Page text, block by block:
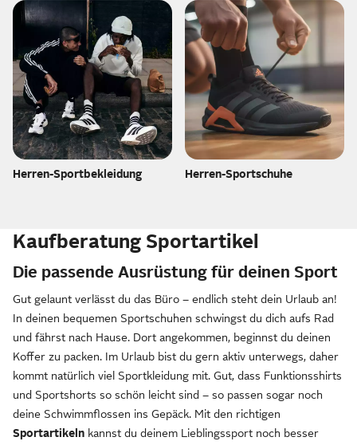
Herren-Sportbekleidung Herren-Sportschuhe
Kaufberatung Sportartikel
Die passende Ausrüstung für deinen Sport
Gut gelaunt verlässt du das Büro – endlich steht dein Urlaub an!
In deinen bequemen Sportschuhen schwingst du dich aufs Rad
und fährst nach Hause. Dort angekommen, beginnst du deinen
Koffer zu packen. Im Urlaub bist du gern aktiv unterwegs, daher
kommt natürlich viel Sportkleidung mit. Gut, dass Funktionsshirts
und Sportshorts so schön leicht sind – so passen sogar noch
deine Schwimmflossen ins Gepäck. Mit den richtigen
Sportartikeln kannst du deinem Lieblingssport noch besser